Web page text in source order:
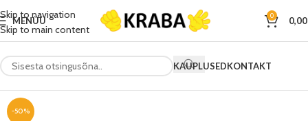
Skip to navigation
Skip to main content
MENÜÜ 0
KAUPLUSEDKONTAKT
-50%